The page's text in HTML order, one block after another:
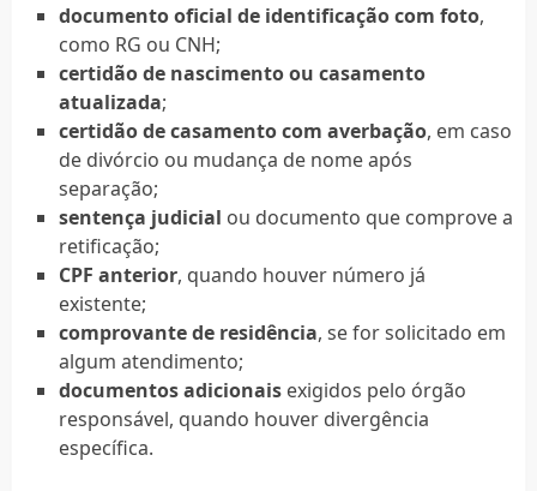
documento oficial de identificação com foto,
como RG ou CNH;
certidão de nascimento ou casamento
atualizada;
certidão de casamento com averbação, em caso
de divórcio ou mudança de nome após
separação;
sentença judicial ou documento que comprove a
retificação;
CPF anterior, quando houver número já
existente;
comprovante de residência, se for solicitado em
algum atendimento;
documentos adicionaisexigidos pelo órgão
responsável, quando houver divergência
específica.